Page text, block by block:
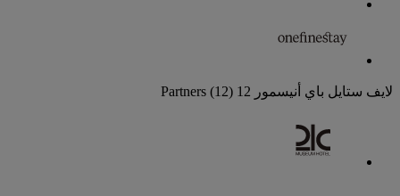
لايف ستايل باي أنيسمور 12 Partners
(12)